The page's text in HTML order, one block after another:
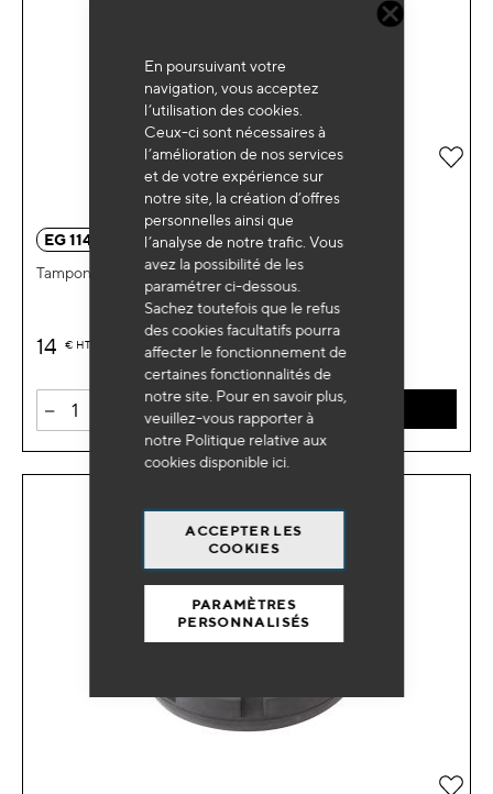
En poursuivant votre
navigation, vous acceptez
l’utilisation des cookies.
Ceux-ci sont nécessaires à
l’amélioration de nos services
et de votre expérience sur
notre site, la création d’offres
personnelles ainsi que
l’analyse de notre trafic. Vous
avez la possibilité de les
paramétrer ci-dessous.
Sachez toutefois que le refus
des cookies facultatifs pourra
affecter le fonctionnement de
certaines fonctionnalités de
notre site. Pour en savoir plus,
veuillez-vous rapporter à
notre Politique relative aux
cookies disponible ici
ACCEPTER LES
COOKIES
PARAMÈTRES
PERSONNALISÉS
EG 1148
Tampon caoutchouc rond Ø130x10mm
14 € HT
- AJOUTER AU PANIER